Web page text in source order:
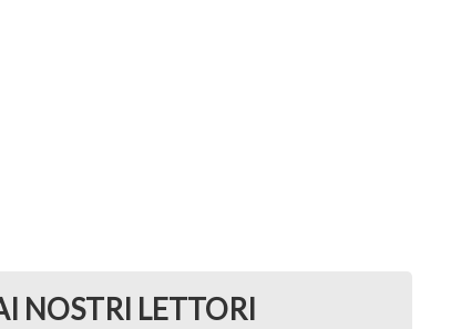
NOSTRI LETTORI